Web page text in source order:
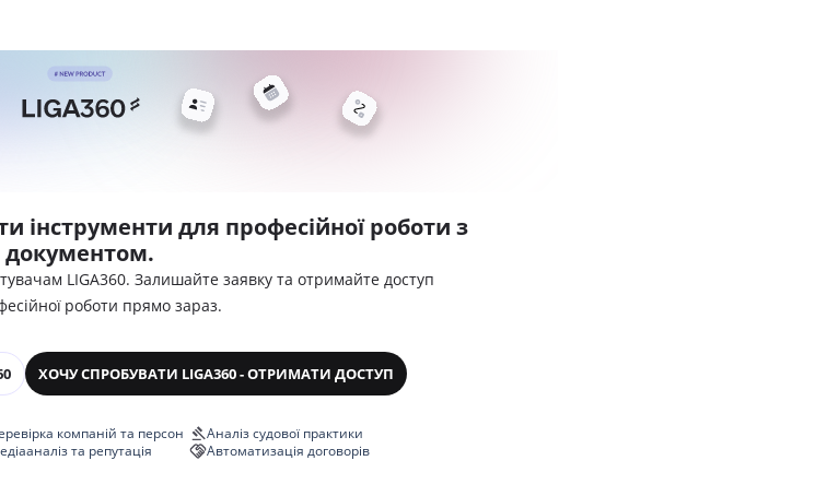
інструменти для професійної роботи з
документом.
LIGA360. Залишайте заявку та отримайте доступ
роботи прямо зараз.
ХОЧУ СПРОБУВАТИ LIGA360 - ОТРИМАТИ ДОСТУП
компаній та персон
та репутація
Аналіз судової практики
Автоматизація договорів